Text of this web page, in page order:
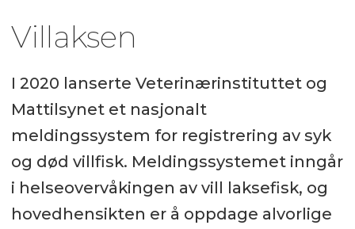
Villaksen
I 2020 lanserte Veterinærinstituttet og
Mattilsynet et nasjonalt
meldingssystem for registrering av syk
og død villfisk. Meldingssystemet inngår
i helseovervåkingen av vill laksefisk, og
hovedhensikten er å oppdage alvorlige